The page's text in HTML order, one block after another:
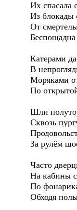
Их спасала
Из блокады
От
Катерами
В
Моряками
По
Шли
Сквозь
За рулём
Часто
На кабины
По
Обходя